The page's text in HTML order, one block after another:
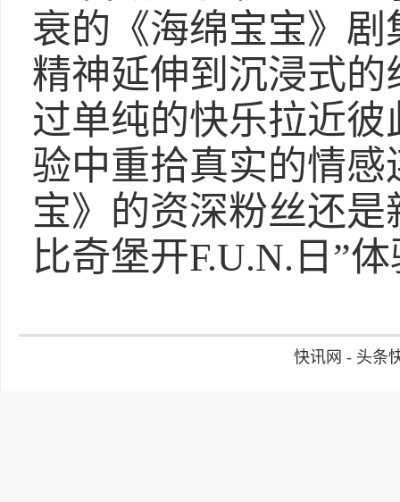
衰的《海绵宝宝》
精神延伸到沉浸式
过单纯的快乐拉近
验中重拾真实的情
宝》的资深粉丝还
比奇堡开F.U.N.日”
快讯网 - 头条